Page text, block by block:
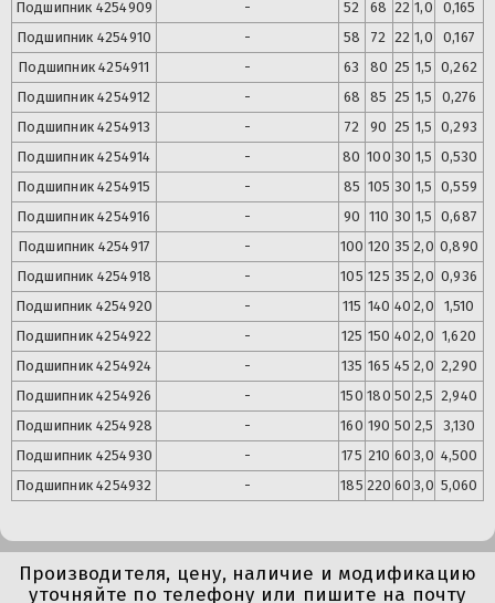
Подшипник 4254909 - 52 68 22 1,0
0,165
Подшипник 4254910 - 58 72 22 1,0
0,167
Подшипник 4254911 - 63 80 25 1,5 0,262
Подшипник 4254912 - 68 85 25 1,5
0,276
Подшипник 4254913 - 72 90 25 1,5 0,293
Подшипник 4254914 - 80 100 30 1,5 0,530
Подшипник 4254915 - 85 105 30 1,5 0,559
Подшипник 4254916 - 90 110 30 1,5 0,687
Подшипник 4254917 - 100 120 35 2,0 0,890
Подшипник 4254918 - 105 125 35 2,0 0,936
Подшипник 4254920 - 115 140 40 2,0
1,510
Подшипник 4254922 - 125 150 40 2,0 1,620
Подшипник 4254924 - 135 165 45 2,0 2,290
Подшипник 4254926 - 150 180 50 2,5 2,940
Подшипник 4254928 - 160 190 50 2,5
3,130
Подшипник 4254930 - 175 210 60 3,0 4,500
Подшипник 4254932 - 185 220 60 3,0 5,060
Производителя, цену, наличие и модификацию
уточняйте по телефону или пишите на почту